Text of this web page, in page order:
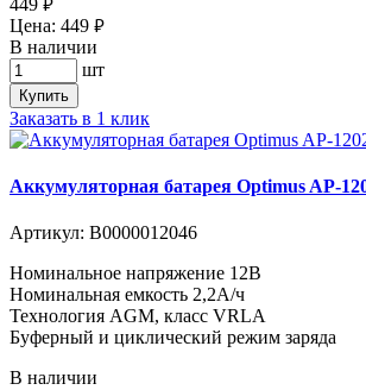
449 руб.
Цена: 449 руб.
В наличии
шт
Купить
Заказать в 1 клик
Аккумуляторная батарея Optimus AP-
Артикул: В0000012046
Номинальное напряжение 12B
Номинальная емкость 2,2A/ч
Технология AGM, класс VRLA
Буферный и циклический режим заряда
В наличии